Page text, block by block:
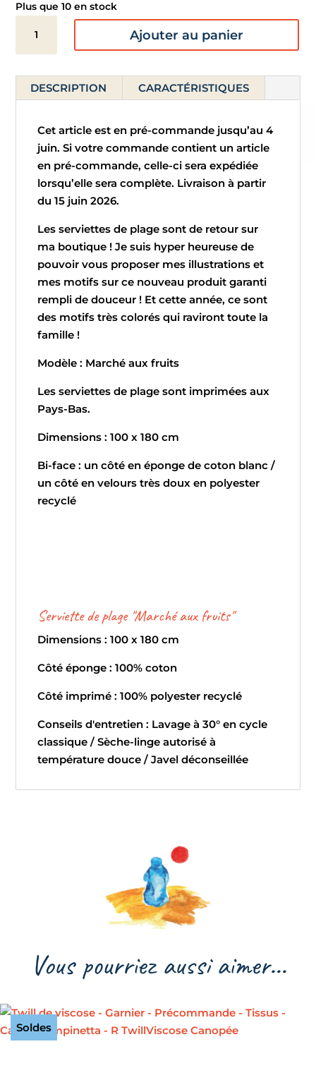
Plus que 10 en stock
Serviette
de
plage
Marché
fruits
Ajouter au panier
DESCRIPTION CARACTÉRISTIQUES
Cet article est en pré-commande jusqu’au 4
juin. Si votre commande contient un article
en pré-commande, celle-ci sera expédiée
lorsqu’elle sera complète. Livraison à partir
du 15 juin 2026.
Les serviettes de plage sont de retour sur
ma boutique ! Je suis hyper heureuse de
pouvoir vous proposer mes illustrations et
mes motifs sur ce nouveau produit garanti
rempli de douceur ! Et cette année, ce sont
des motifs très colorés qui raviront toute la
famille !
Modèle : Marché aux fruits
Les serviettes de plage sont imprimées aux
Pays-Bas.
Dimensions : 100 x 180 cm
Bi-face : un côté en éponge de coton blanc /
un côté en velours très doux en polyester
recyclé
Serviette de plage "Marché aux fruits"
Dimensions : 100 x 180 cm
Côté éponge : 100% coton
Côté imprimé : 100% polyester recyclé
Conseils d'entretien : Lavage à 30° en cycle
classique / Sèche-linge autorisé à
température douce / Javel déconseillée
Vous pourriez aussi aimer…
Soldes